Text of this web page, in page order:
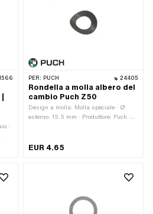
Cuscinetti a sfera a gola profonda · Ø
·
·
PER: PUCH 24405
Rondella a molla albero del
cambio Puch Z50
Design a molla: Molla speciale · Ø
esterno: 15.5 mm · Produttore: Puch ·
050.1.1426
EUR 4.65